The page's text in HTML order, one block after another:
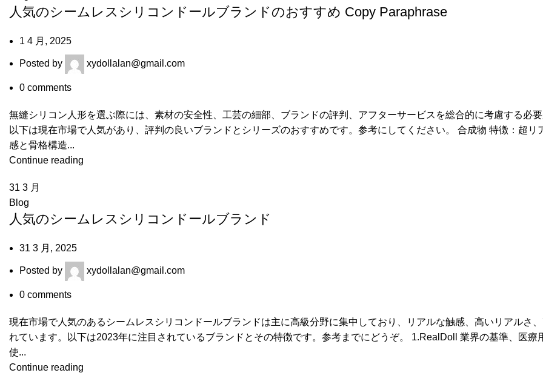
人気のシームレスシリコンドールブランドのおすすめ Copy Paraphrase
1 4 月, 2025
Posted by xydollalan@gmail.com
0 comments
無縫シリコン人形を選ぶ際には、素材の安全性、工芸の細部、ブランドの評判、アフターサービスを総合的に考慮する必要
以下は現在市場で人気があり、評判の良いブランドとシリーズのおすすめです。参考にしてください。 合成物 特徴：超リ
感と骨格構造...
Continue reading
31 3 月
Blog
人気のシームレスシリコンドールブランド
31 3 月, 2025
Posted by xydollalan@gmail.com
0 comments
現在市場で人気のあるシームレスシリコンドールブランドは主に高級分野に集中しており、リアルな触感、高いリアルさ
れています。以下は2023年に注目されているブランドとその特徴です。参考までにどうぞ。 1.RealDoll 業界の基準、医療
使...
Continue reading